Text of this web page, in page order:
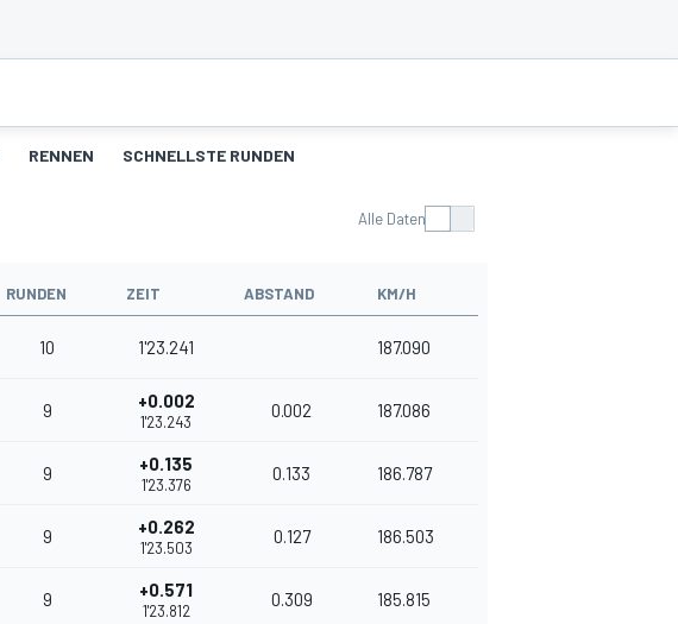
RENNEN SCHNELLSTE RUNDEN
Alle Daten
RUNDEN ZEIT ABSTAND KM/H
10 1'23.241 187.090
9 +0.002
1'23.243
0.002 187.086
9 +0.135
1'23.376
0.133 186.787
9 +0.262
1'23.503
0.127 186.503
9 +0.571
1'23.812
0.309 185.815